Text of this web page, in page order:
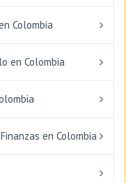
Colombia
en Colombia
en Colombia